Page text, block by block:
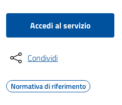
Accedi al servizio
Condividi
Normativa di riferimento